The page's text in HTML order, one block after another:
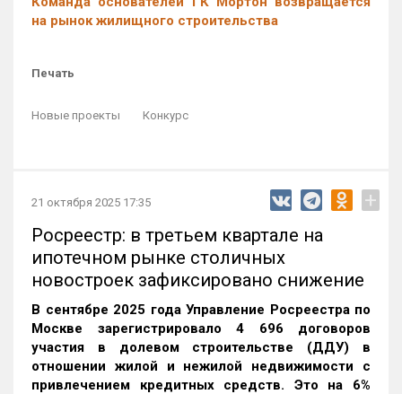
на рынок жилищного строительства
Печать
Новые проекты Конкурс
21 октября 2025 17:35 +
Росреестр: в третьем квартале на
ипотечном рынке столичных
новостроек зафиксировано снижение
В сентябре 2025 года Управление Росреестра по
Москве зарегистрировало 4 696 договоров
участия в долевом строительстве (ДДУ) в
отношении жилой и нежилой недвижимости с
привлечением кредитных средств. Это на 6%